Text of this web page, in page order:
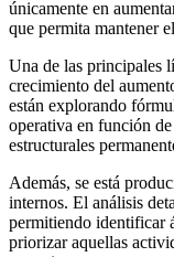
únicamente en
que permita mantener
Una de las principales
crecimiento del
están explorando
operativa en función
estructurales
Además, se está
internos. El análisis
permitiendo identificar
priorizar aquellas